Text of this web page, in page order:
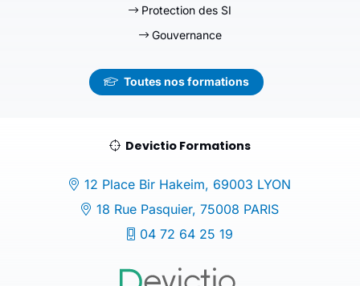
Protection des SI
Gouvernance
Toutes nos formations
Devictio Formations
12 Place Bir Hakeim, 69003 LYON
18 Rue Pasquier, 75008 PARIS
04 72 64 25 19